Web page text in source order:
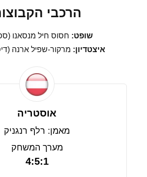
הרכבי
שופט: חסוס חיל מנסאנו
איצטדיון: מרקור-שפיל ארנה
אוסטריה
מאמן: רלף רנגניק
מערך המשחק
4:5:1